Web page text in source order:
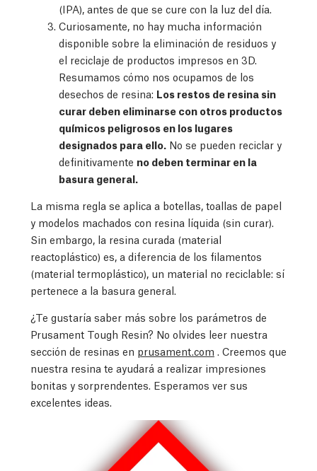
(IPA), antes de que se cure con la luz del día.
Curiosamente, no hay mucha información
disponible sobre la eliminación de residuos y
el reciclaje de productos impresos en 3D.
Resumamos cómo nos ocupamos de los
desechos de resina: Los restos de resina sin
curar deben eliminarse con otros productos
químicos peligrosos en los lugares
designados para ello. No se pueden reciclar y
definitivamente no deben terminar en la
basura general.
La misma regla se aplica a botellas, toallas de papel
y modelos machados con resina líquida (sin curar).
Sin embargo, la resina curada (material
reactoplástico) es, a diferencia de los filamentos
(material termoplástico), un material no reciclable: sí
pertenece a la basura general.
¿Te gustaría saber más sobre los parámetros de
Prusament Tough Resin? No olvides leer nuestra
sección de resinas en prusament.com . Creemos que
nuestra resina te ayudará a realizar impresiones
bonitas y sorprendentes. Esperamos ver sus
excelentes ideas.